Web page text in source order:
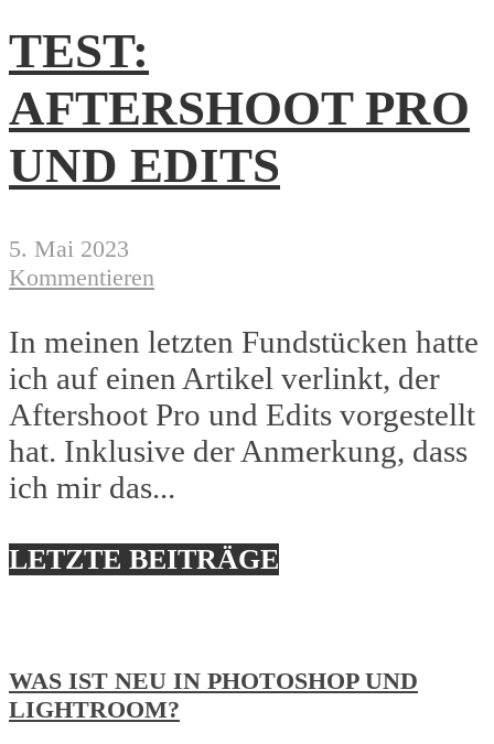
TEST:
AFTERSHOOT PRO
UND EDITS
5. Mai 2023
Kommentieren
In meinen letzten Fundstücken hatte
ich auf einen Artikel verlinkt, der
Aftershoot Pro und Edits vorgestellt
hat. Inklusive der Anmerkung, dass
ich mir das...
LETZTE BEITRÄGE
WAS IST NEU IN PHOTOSHOP UND
LIGHTROOM?